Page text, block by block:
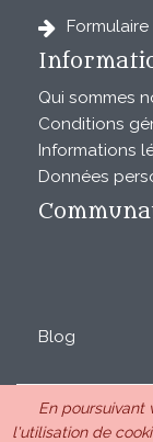
Qui sommes
Conditions
Informations
Données
Blog
ARMAE est
de Romans
En poursuivant
l'utilisation de